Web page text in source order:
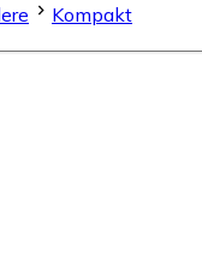
Kompakt